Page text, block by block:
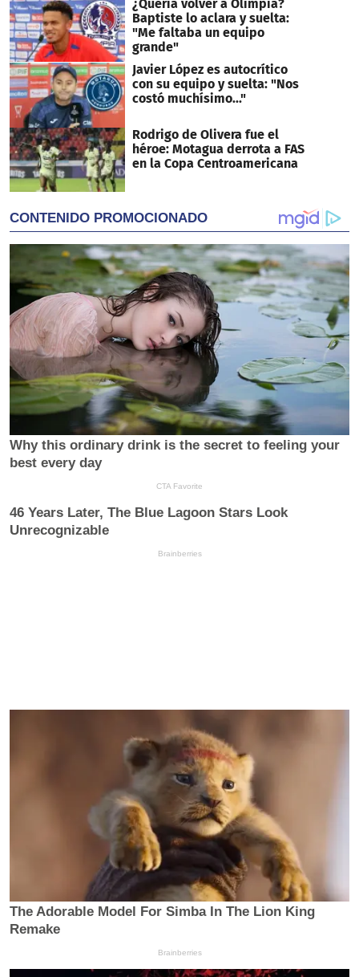
¿Quería volver a Olimpia?
Baptiste lo aclara y suelta:
"Me faltaba un equipo
grande"
Javier López es autocrítico
con su equipo y suelta: "Nos
costó muchísimo..."
Rodrigo de Olivera fue el
héroe: Motagua derrota a FAS
en la Copa Centroamericana